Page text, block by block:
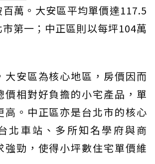
萬。大安區平均單價達117.5
第一；中正區則以每坪104萬
大安區為核心地區，房價因而
價相對好負擔的小宅產品，單
高。中正區亦是台北市的核心
北車站、多所知名學府與商
強勁，使得小坪數住宅單價維